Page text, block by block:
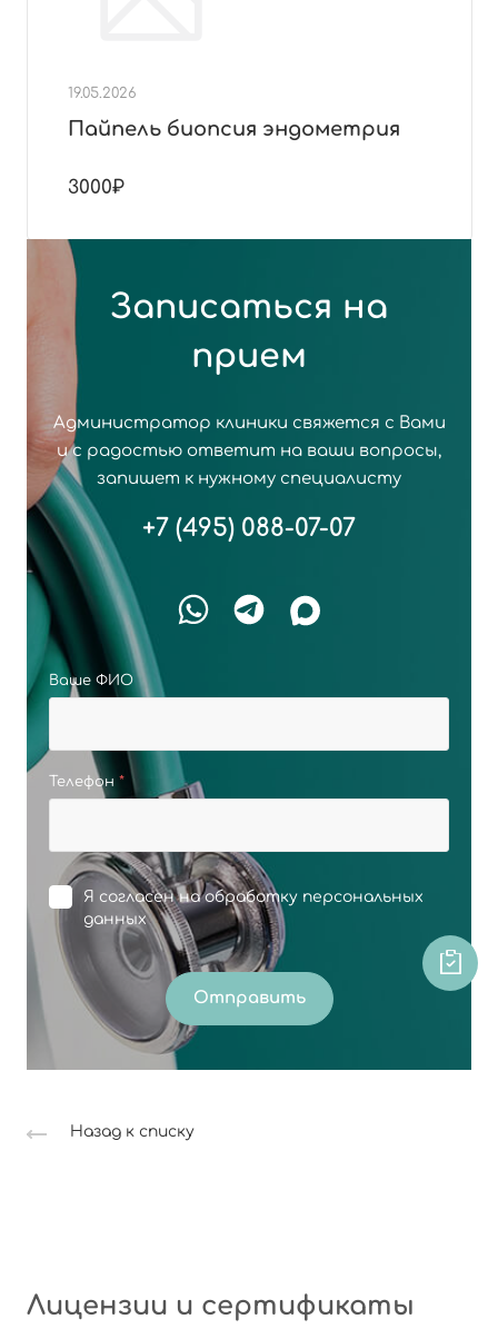
Записаться на
прием
Администратор клиники свяжется с Вами
и с радостью ответит на ваши вопросы,
запишет к нужному специалисту
+7 (495) 088-07-07
Ваше ФИО
Телефон *
Я согласен наобработку персональных
данных
Отправить
19.05.2026
Пайпель биопсия эндометрия
3000₽
Назад к списку
Лицензии и сертификаты